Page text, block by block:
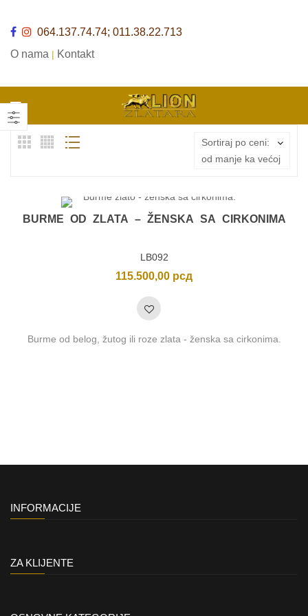
064.137.74.74; 011.38.22.713
O nama | Kontakt
Sortiraj po ceni:
od manje ka većoj
BURME OD ZLATA – ŽENSKA SA CIRKONIMA
LB092
115.500,00 рсд
Burme od belog, žutog ili roze zlata - ženska sa cirkonima.
INFORMACIJE
ZA KLIJENTE